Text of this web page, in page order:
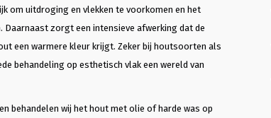
om uitdroging en vlekken te voorkomen en het
Daarnaast zorgt een intensieve afwerking dat de
een warmere kleur krijgt. Zeker bij houtsoorten als
behandeling op esthetisch vlak een wereld van
behandelen wij het hout met olie of harde was op